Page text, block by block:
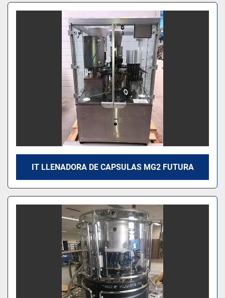
IT LLENADORA DE CAPSULAS MG2 FUTURA